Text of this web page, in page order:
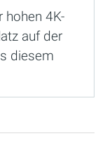
hohen 4K-
auf der
diesem